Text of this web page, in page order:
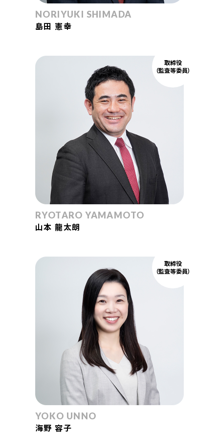
NORIYUKI SHIMADA
島田 憲幸
取締役
（監査等委員）
RYOTARO YAMAMOTO
山本 龍太朗
取締役
（監査等委員）
YOKO UNNO
海野 容子